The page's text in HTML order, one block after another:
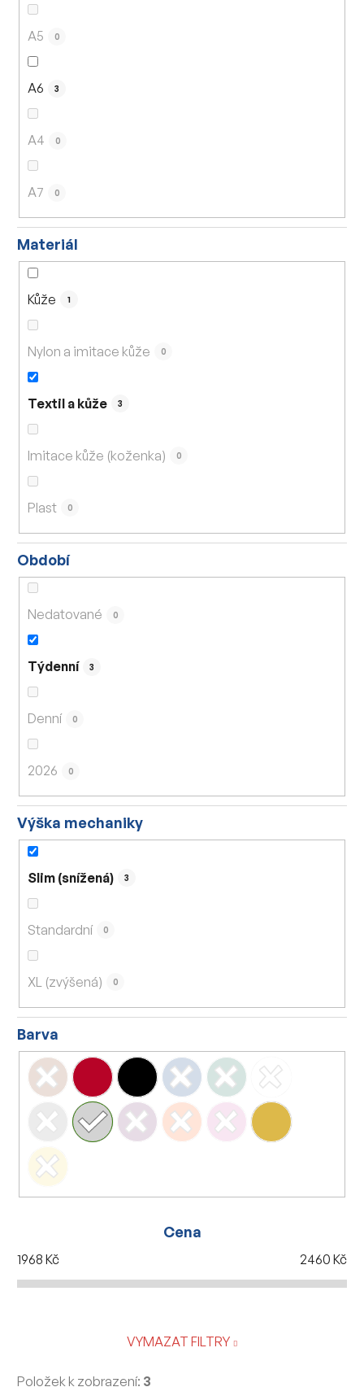
A5 0
A6 3
A4 0
A7 0
Materiál
Kůže 1
Nylon a imitace kůže 0
Textil a kůže 3
Imitace kůže (koženka) 0
Plast 0
Období
Nedatované 0
Týdenní 3
Denní 0
2026 0
Výška mechaniky
Slim (snížená) 3
Standardní 0
XL (zvýšená) 0
Barva
Cena
1968 Kč 2460 Kč
VYMAZAT FILTRY
Položek k zobrazení: 3